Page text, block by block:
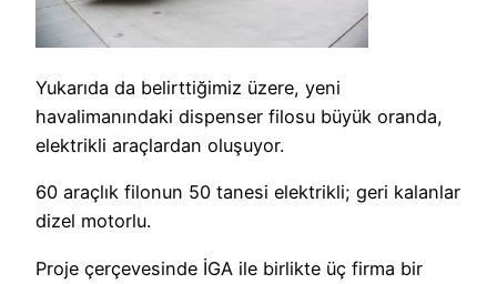
Yukarıda da belirttiğimiz üzere, yeni
havalimanındaki dispenser filosu büyük oranda,
elektrikli araçlardan oluşuyor.
60 araçlık filonun 50 tanesi elektrikli; geri kalanlar
dizel motorlu.
Proje çerçevesinde İGA ile birlikte üç firma bir